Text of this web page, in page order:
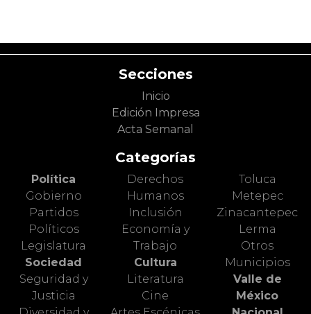
Secciones
Inicio
Edición Impresa
Acta Semanal
Categorías
Política
Gobierno
Partidos
Políticos
Legislatura
Sociedad
Seguridad y
Justicia
Derechos
Humanos
Inclusión
Economía y
Trabajo
Cultura
Literatura
Cine
Toluca
Metepec
Zinacantepec
Lerma
Otros
Municipios
Valle de
México